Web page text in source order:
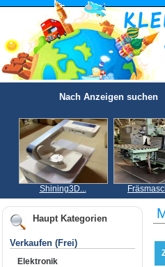
Nach Anzeigen suchen
Shining3D...
Haupt Kategorien
Verkaufen (Frei)
Elektronik